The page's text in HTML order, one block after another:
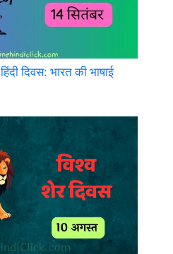
दिवस: भारत की भाषाई